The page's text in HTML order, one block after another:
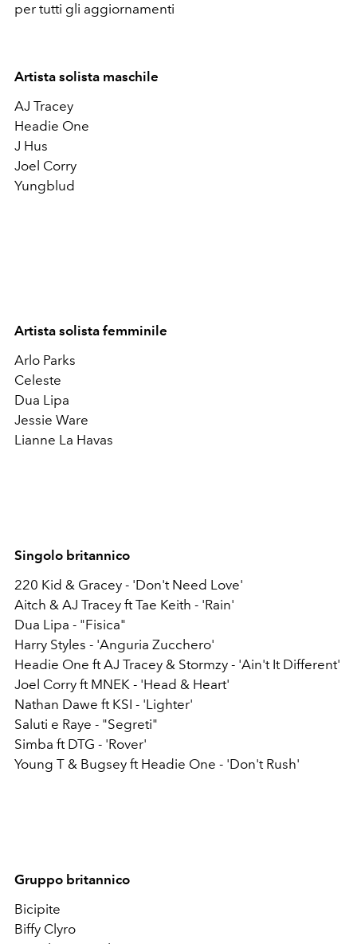
per tutti gli aggiornamenti
Artista solista maschile
AJ Tracey
Headie One
J Hus
Joel Corry
Yungblud
Artista solista femminile
Arlo Parks
Celeste
Dua Lipa
Jessie Ware
Lianne La Havas
Singolo britannico
220 Kid & Gracey - 'Don't Need Love'
Aitch & AJ Tracey ft Tae Keith - 'Rain'
Dua Lipa - "Fisica"
Harry Styles - 'Anguria Zucchero'
Headie One ft AJ Tracey & Stormzy - 'Ain't It Different'
Joel Corry ft MNEK - 'Head & Heart'
Nathan Dawe ft KSI - 'Lighter'
Saluti e Raye - "Segreti"
Simba ft DTG - 'Rover'
Young T & Bugsey ft Headie One - 'Don't Rush'
Gruppo britannico
Bicipite
Biffy Clyro